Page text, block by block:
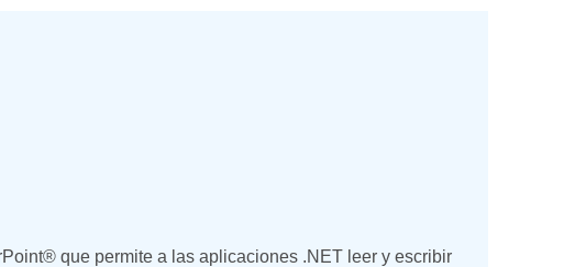
que permite a las aplicaciones .NET leer y escribir